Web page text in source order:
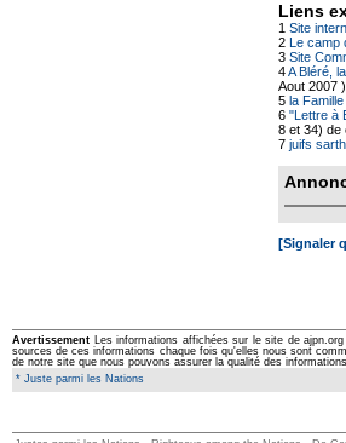
Liens
1 Site
2 Le camp
3 Site
4A Bléré,
Aout 2007 )
5 la Famille
6 "Lettre à
8 et 34) de
7 juifs
[Signaler
Avertissement Les informations affichées sur le site de
sources de ces informations chaque fois qu'elles nous sont
de notre site que nous pouvons assurer la qualité des
* Juste parmi les Nations